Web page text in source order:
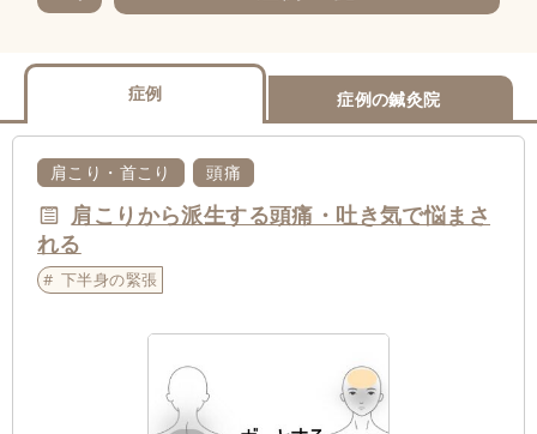
症例 症例の鍼灸院
肩こり・首こり 頭痛
肩こりから派生する頭痛・吐き気で悩まさ
れる
下半身の緊張